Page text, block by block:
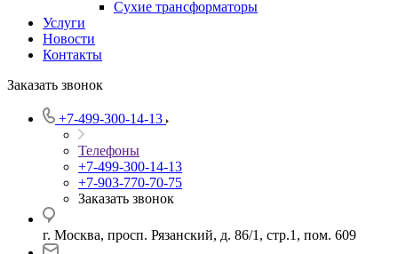
Сухие трансформаторы
Услуги
Новости
Контакты
Заказать звонок
+7-499-300-14-13
Телефоны
+7-499-300-14-13
+7-903-770-70-75
Заказать звонок
г. Москва, просп. Рязанский, д. 86/1, стр.1, пом. 609